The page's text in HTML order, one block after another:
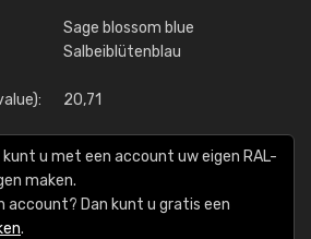
Sage blossom blue
Salbeiblütenblau
20,71
u met een account uw eigen RAL-
maken.
account? Dan kunt u gratis een
.